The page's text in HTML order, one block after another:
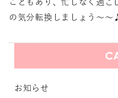
の気分転換しましょう～
お知らせ